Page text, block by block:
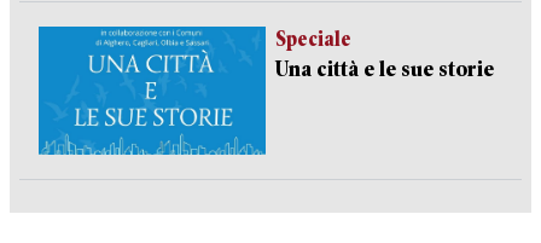
Speciale
Una città e le sue storie